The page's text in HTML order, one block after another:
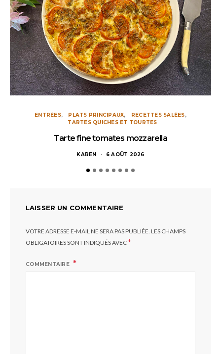
ENTRÉES PLATS PRINCIPAUX
RECETTES SALÉES
TARTES QUICHES ET TOURTES
Tarte fine tomates mozzarella
KAREN 6 AOÛT 2026
LAISSER UN COMMENTAIRE
VOTRE ADRESSE E-MAIL NE SERA PAS PUBLIÉE. LES CHAMPS
OBLIGATOIRES SONT INDIQUÉS AVEC*
COMMENTAIRE